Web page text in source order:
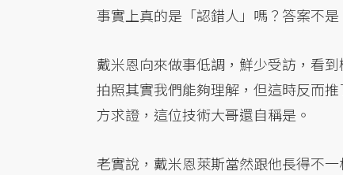
事實上真的是「認錯人」嗎？答案不是
戴米恩向來做事低調，鮮少受訪，看
拍照其實我們能夠理解，但這時反而
方求證，這位技術大哥還自稱是。
老實說，戴米恩萊斯當然跟他長得不